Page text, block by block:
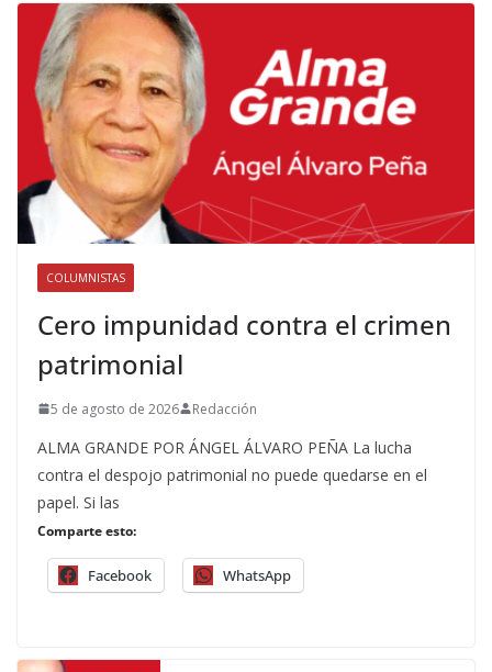
COLUMNISTAS
Cero impunidad contra el crimen
patrimonial
5 de agosto de 2026 Redacción
ALMA GRANDE POR ÁNGEL ÁLVARO PEÑA La lucha
contra el despojo patrimonial no puede quedarse en el
papel. Si las
Comparte esto:
Facebook WhatsApp